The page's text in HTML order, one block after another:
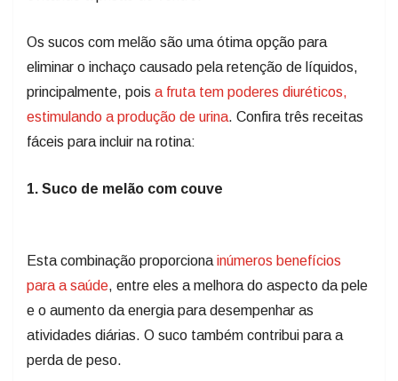
Os sucos com melão são uma ótima opção para
eliminar o inchaço causado pela retenção de líquidos,
principalmente, pois a fruta tem poderes diuréticos,
estimulando a produção de urina. Confira três receitas
fáceis para incluir na rotina:
1. Suco de melão com couve
Esta combinação proporcionainúmeros benefícios
para a saúde, entre eles a melhora do aspecto da pele
e o aumento da energia para desempenhar as
atividades diárias. O suco também contribui para a
perda de peso.